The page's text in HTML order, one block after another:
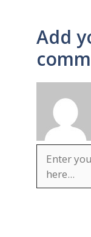
Add